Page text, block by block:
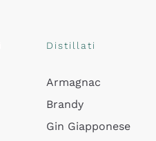
Distillati
Armagnac
Brandy
Gin Giapponese